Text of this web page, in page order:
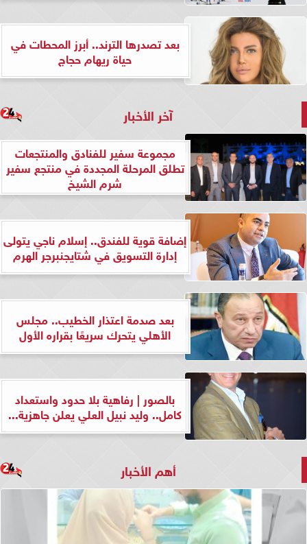
بعد تصدرها الترند.. أبرز المحطات في
حياة ريهام حجاج
آخر الأخبار
مجموعة سفير للفنادق والمنتجعات
تطلق المرحلة المجددة في منتجع سفير
شرم الشيخ
إضافة قوية للفندق.. إسلام ناجي يتولى
إدارة التسويق في شتايجنبرجر الهرم
بعد صدمة اعتذار الخطيب.. مجلس
الأهلي يتحرك سريعًا بقراره الأول
بالصور | رفاهية بلا حدود واستعداد
كامل.. وليد نبيل العلي يعلن جاهزية...
أهم الأخبار